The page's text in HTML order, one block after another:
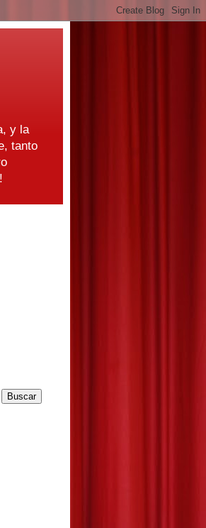
y la
tanto